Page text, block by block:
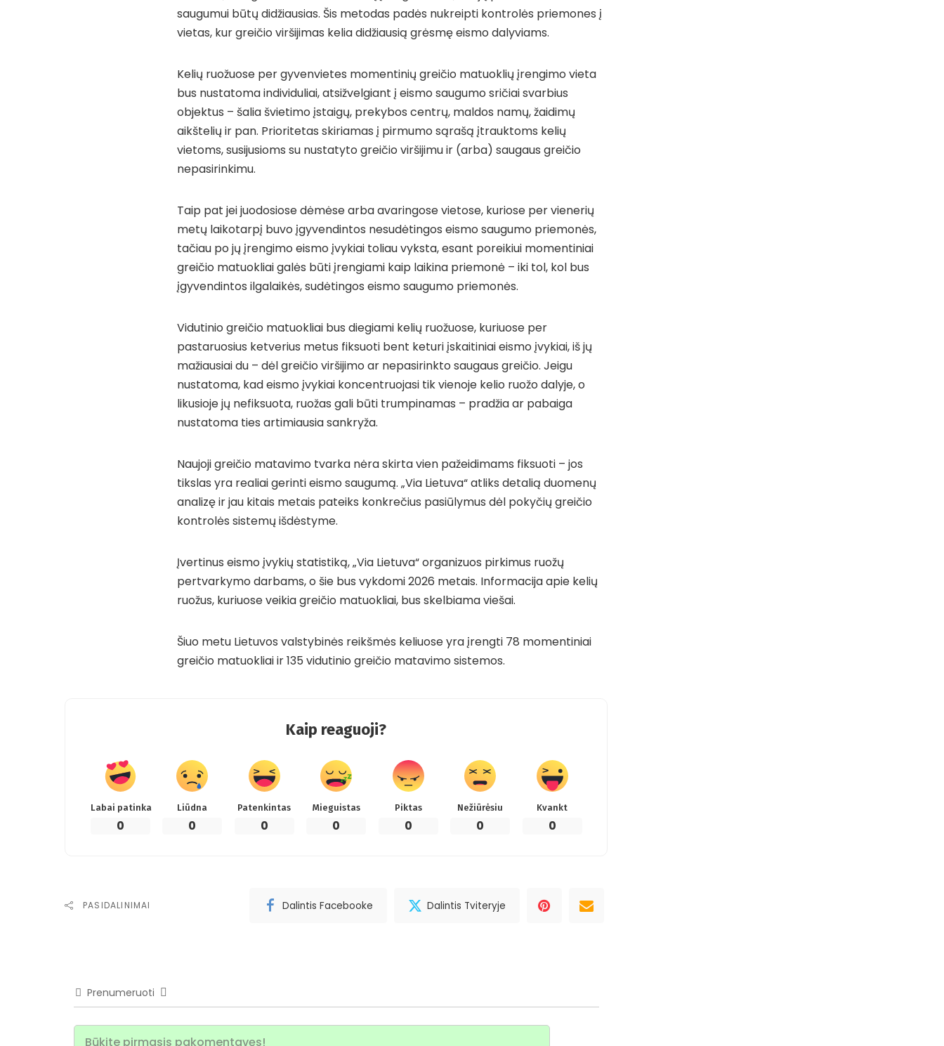
saugumui būtų didžiausias. Šis metodas padės nukreipti kontrolės priemones į
vietas, kur greičio viršijimas kelia didžiausią grėsmę eismo dalyviams.
Kelių ruožuose per gyvenvietes momentinių greičio matuoklių įrengimo vieta
bus nustatoma individuliai, atsižvelgiant į eismo saugumo sričiai svarbius
objektus – šalia švietimo įstaigų, prekybos centrų, maldos namų, žaidimų
aikštelių ir pan. Prioritetas skiriamas į pirmumo sąrašą įtrauktoms kelių
vietoms, susijusioms su nustatyto greičio viršijimu ir (arba) saugaus greičio
nepasirinkimu.
Taip pat jei juodosiose dėmėse arba avaringose vietose, kuriose per vienerių
metų laikotarpį buvo įgyvendintos nesudėtingos eismo saugumo priemonės,
tačiau po jų įrengimo eismo įvykiai toliau vyksta, esant poreikiui momentiniai
greičio matuokliai galės būti įrengiami kaip laikina priemonė – iki tol, kol bus
įgyvendintos ilgalaikės, sudėtingos eismo saugumo priemonės.
Vidutinio greičio matuokliai bus diegiami kelių ruožuose, kuriuose per
pastaruosius ketverius metus fiksuoti bent keturi įskaitiniai eismo įvykiai, iš jų
mažiausiai du – dėl greičio viršijimo ar nepasirinkto saugaus greičio. Jeigu
nustatoma, kad eismo įvykiai koncentruojasi tik vienoje kelio ruožo dalyje, o
likusioje jų nefiksuota, ruožas gali būti trumpinamas – pradžia ar pabaiga
nustatoma ties artimiausia sankryža.
Naujoji greičio matavimo tvarka nėra skirta vien pažeidimams fiksuoti – jos
tikslas yra realiai gerinti eismo saugumą. „Via Lietuva“ atliks detalią duomenų
analizę ir jau kitais metais pateiks konkrečius pasiūlymus dėl pokyčių greičio
kontrolės sistemų išdėstyme.
Įvertinus eismo įvykių statistiką, „Via Lietuva“ organizuos pirkimus ruožų
pertvarkymo darbams, o šie bus vykdomi 2026 metais. Informacija apie kelių
ruožus, kuriuose veikia greičio matuokliai, bus skelbiama viešai.
Šiuo metu Lietuvos valstybinės reikšmės keliuose yra įrengti 78 momentiniai
greičio matuokliai ir 135 vidutinio greičio matavimo sistemos.
Kaip reaguoji?
Labai patinka
0
Liūdna
0
Patenkintas
0
Mieguistas
0
Piktas
0
Nežiūrėsiu
0
Kvankt
0
PASIDALINIMAI Dalintis Facebooke Dalintis Tviteryje
Prenumeruoti